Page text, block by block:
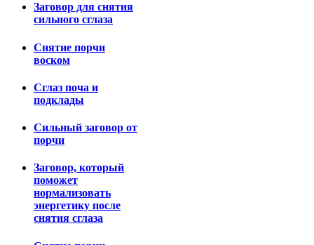
Заговор для снятия
сильного сглаза
Снятие порчи
воском
Сглаз поча и
подклады
Сильный заговор от
порчи
Заговор, который
поможет
нормализовать
энергетику после
снятия сглаза